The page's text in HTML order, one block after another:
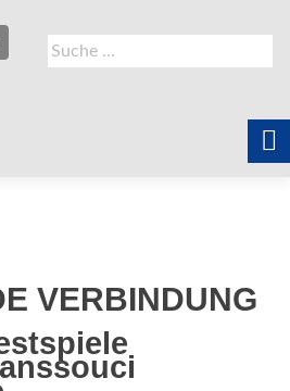
Suche
nach:
NAVIGATION
VERBINDUNG